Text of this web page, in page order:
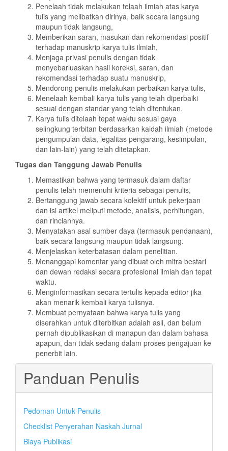
Penelaah tidak melakukan telaah ilmiah atas karya
tulis yang melibatkan dirinya, baik secara langsung
maupun tidak langsung,
Memberikan saran, masukan dan rekomendasi positif
terhadap manuskrip karya tulis ilmiah,
Menjaga privasi penulis dengan tidak
menyebarluaskan hasil koreksi, saran, dan
rekomendasi terhadap suatu manuskrip,
Mendorong penulis melakukan perbaikan karya tulis,
Menelaah kembali karya tulis yang telah diperbaiki
sesuai dengan standar yang telah ditentukan,
Karya tulis ditelaah tepat waktu sesuai gaya
selingkung terbitan berdasarkan kaidah ilmiah (metode
pengumpulan data, legalitas pengarang, kesimpulan,
dan lain-lain) yang telah ditetapkan.
Tugas dan Tanggung Jawab Penulis
Memastikan bahwa yang termasuk dalam daftar
penulis telah memenuhi kriteria sebagai penulis,
Bertanggung jawab secara kolektif untuk pekerjaan
dan isi artikel meliputi metode, analisis, perhitungan,
dan rinciannya.
Menyatakan asal sumber daya (termasuk pendanaan),
baik secara langsung maupun tidak langsung.
Menjelaskan keterbatasan dalam penelitian.
Menanggapi komentar yang dibuat oleh mitra bestari
dan dewan redaksi secara profesional ilmiah dan tepat
waktu.
Menginformasikan secara tertulis kepada editor jika
akan menarik kembali karya tulisnya.
Membuat pernyataan bahwa karya tulis yang
diserahkan untuk diterbitkan adalah asli, dan belum
pernah dipublikasikan di manapun dan dalam bahasa
apapun, dan tidak sedang dalam proses pengajuan ke
penerbit lain.
Panduan Penulis
Pedoman Untuk Penulis
Checklist Penyerahan Naskah Jurnal
Biaya Publikasi